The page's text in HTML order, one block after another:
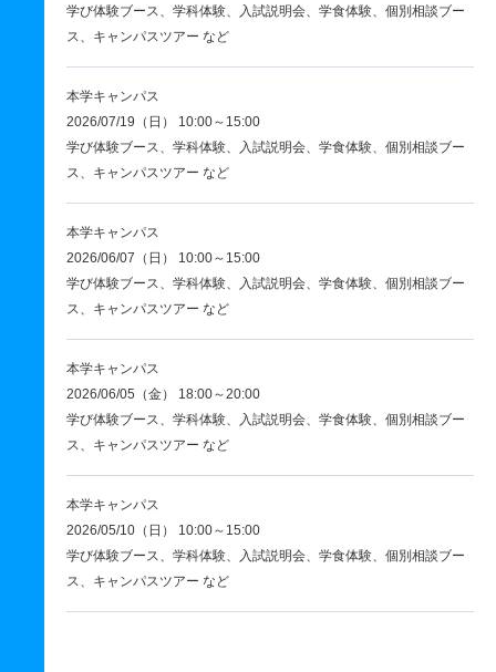
学び体験ブース、学科体験、入試説明会、学食体験、個別相談ブー
ス、キャンパスツアー など
本学キャンパス
2026/07/19（日） 10:00～15:00
学び体験ブース、学科体験、入試説明会、学食体験、個別相談ブー
ス、キャンパスツアー など
本学キャンパス
2026/06/07（日） 10:00～15:00
学び体験ブース、学科体験、入試説明会、学食体験、個別相談ブー
ス、キャンパスツアー など
本学キャンパス
2026/06/05（金） 18:00～20:00
学び体験ブース、学科体験、入試説明会、学食体験、個別相談ブー
ス、キャンパスツアー など
本学キャンパス
2026/05/10（日） 10:00～15:00
学び体験ブース、学科体験、入試説明会、学食体験、個別相談ブー
ス、キャンパスツアー など